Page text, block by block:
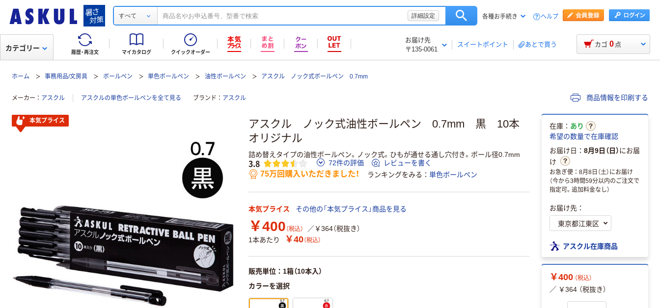
すべて 詳細設定 各種お手続き ヘルプ
履歴・再注文 マイカタログ クイックオーダー
お届け先
〒135-0061
スイートポイント あとで買う
カテゴリー カゴ 0 点
ホーム 事務用品/文房具 ボールペン 単色ボールペン 油性ボールペン アスクル ノック式ボールペン 0.7mm
メーカー アスクル アスクルの単色ボールペンを全て見る ブランド アスクル 商品情報を印刷する
アスクル ノック式油性ボールペン 0.7mm 黒 10本
オリジナル
詰め替えタイプの油性ボールペン。ノック式。ひもが通せる通し穴付き。ボール径0.7mm
3.8 72件の評価 レビューを書く
75万回購入いただきました！ ランキングをみる 単色ボールペン
本気プライス その他の「本気プライス」商品を見る
￥400 （税込）
／￥364（税抜き）
1本あたり
￥40（税込）
販売単位：1箱（10本入）
カラーを選択
本気プライス
在庫： あり
希望の数量で在庫確認
お届け日： 8月9日（日）にお届
け
お急ぎ便：8月8日（土）にお届け
（今から3時間59分以内のご注文で
指定可。追加料金なし）
お届け先：
アスクル在庫商品
￥400 （税込）
／ ￥364 （税抜き）